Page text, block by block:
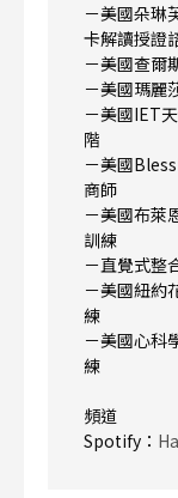
－美國朵琳
卡解讀授證
－美國查爾
－美國瑪麗
－美國IET
階
－美國
商師
－美國布萊
訓練
－直覺式整
－美國紐約
練
－美國心科
練
頻道
Spotify：